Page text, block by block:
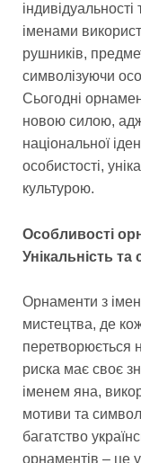
іменами
рушників,
символізуючи
Сьогодні
новою силою,
національної
особистості,
культурою.
Особливості
Унікальність та
Орнаменти з
мистецтва, де
перетворюється
риска має своє
іменем яна,
мотиви та
багатство
орнаментів – це